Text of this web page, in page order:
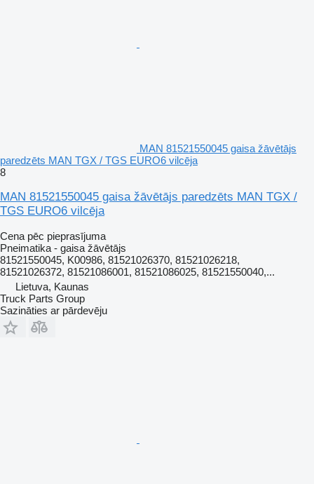
MAN 81521550045 gaisa žāvētājs
paredzēts MAN TGX / TGS EURO6 vilcēja
8
MAN 81521550045 gaisa žāvētājs paredzēts MAN TGX /
TGS EURO6 vilcēja
Cena pēc pieprasījuma
Pneimatika - gaisa žāvētājs
81521550045, K00986, 81521026370, 81521026218,
81521026372, 81521086001, 81521086025, 81521550040,...
Lietuva, Kaunas
Truck Parts Group
Sazināties ar pārdevēju